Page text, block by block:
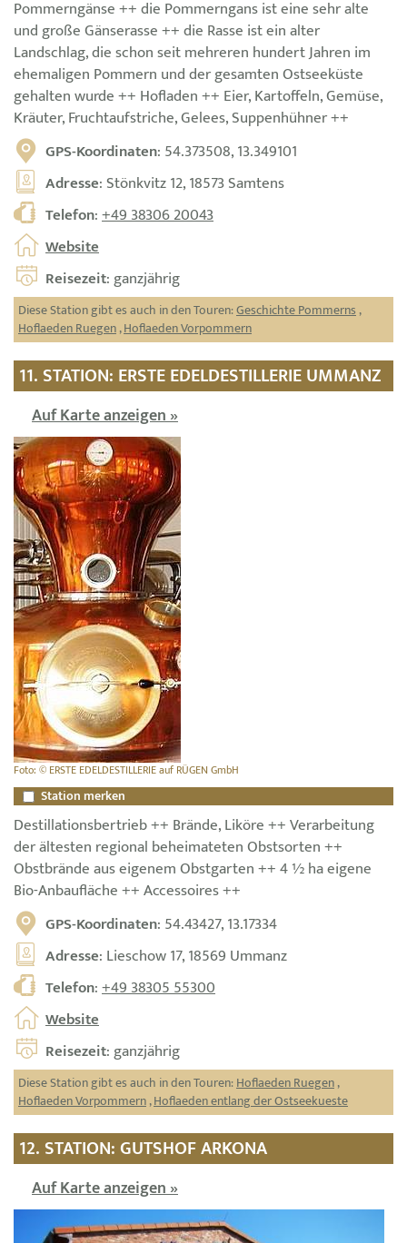
Pommerngänse ++ die Pommerngans ist eine sehr alte
und große Gänserasse ++ die Rasse ist ein alter
Landschlag, die schon seit mehreren hundert Jahren im
ehemaligen Pommern und der gesamten Ostseeküste
gehalten wurde ++ Hofladen ++ Eier, Kartoffeln, Gemüse,
Kräuter, Fruchtaufstriche, Gelees, Suppenhühner ++
GPS-Koordinaten: 54.373508, 13.349101
Adresse: Stönkvitz 12, 18573 Samtens
Telefon:+49 38306 20043
Website
Reisezeit: ganzjährig
Diese Station gibt es auch in den Touren:Geschichte Pommerns,
Hoflaeden Ruegen,Hoflaeden Vorpommern
11. STATION: ERSTE EDELDESTILLERIE UMMANZ
Auf Karte anzeigen »
Foto: © ERSTE EDELDESTILLERIE auf RÜGEN GmbH
Station merken
Destillationsbertrieb ++ Brände, Liköre ++ Verarbeitung
der ältesten regional beheimateten Obstsorten ++
Obstbrände aus eigenem Obstgarten ++ 4 ½ ha eigene
Bio-Anbaufläche ++ Accessoires ++
GPS-Koordinaten: 54.43427, 13.17334
Adresse: Lieschow 17, 18569 Ummanz
Telefon:+49 38305 55300
Website
Reisezeit: ganzjährig
Diese Station gibt es auch in den Touren:Hoflaeden Ruegen,
Hoflaeden Vorpommern,Hoflaeden entlang der Ostseekueste
12. STATION: GUTSHOF ARKONA
Auf Karte anzeigen »